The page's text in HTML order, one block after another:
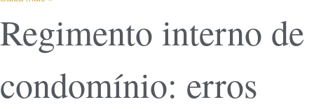
Regimento interno de
condomínio: erros